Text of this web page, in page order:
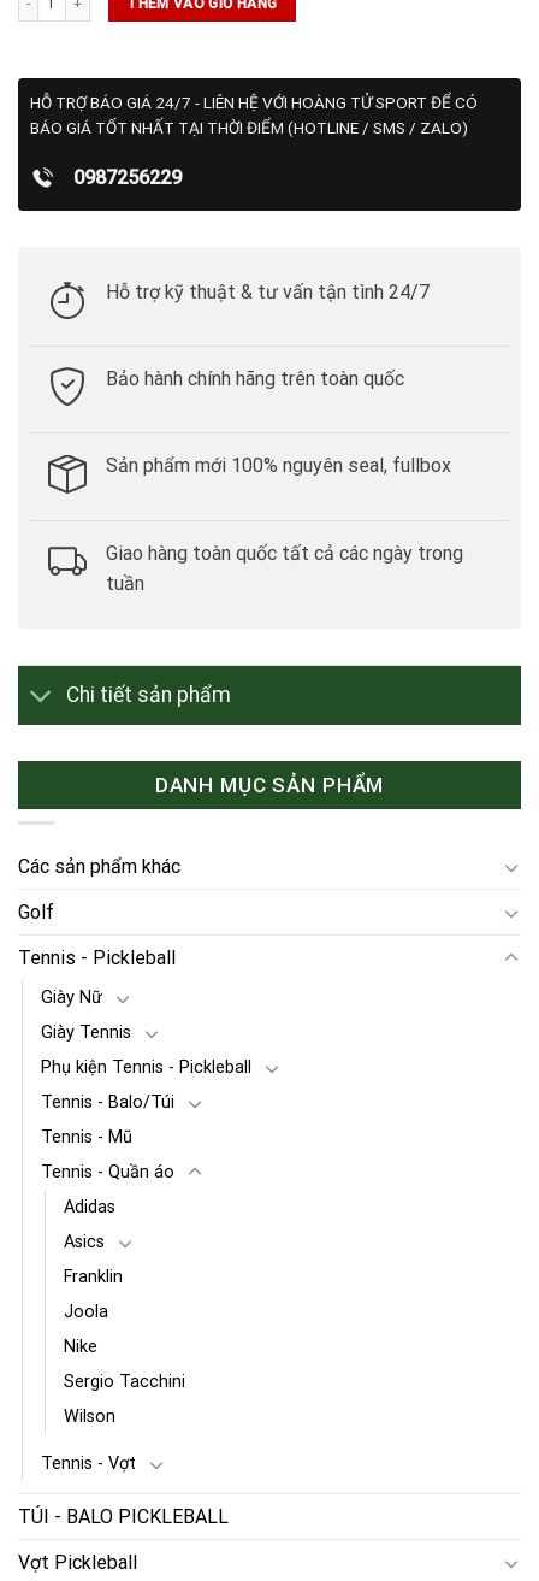
THÊM VÀO GIỎ HÀNG
HỖ TRỢ BÁO GIÁ 24/7 - LIÊN HỆ VỚI HOÀNG TỬ SPORT ĐỂ CÓ
BÁO GIÁ TỐT NHẤT TẠI THỜI ĐIỂM (HOTLINE / SMS / ZALO)
0987256229
Hỗ trợ kỹ thuật & tư vấn tận tình 24/7
Bảo hành chính hãng trên toàn quốc
Sản phẩm mới 100% nguyên seal, fullbox
Giao hàng toàn quốc tất cả các ngày trong
tuần
Chi tiết sản phẩm
DANH MỤC SẢN PHẨM
Các sản phẩm khác
Golf
Tennis - Pickleball
Giày Nữ
Giày Tennis
Phụ kiện Tennis - Pickleball
Tennis - Balo/Túi
Tennis - Mũ
Tennis - Quần áo
Adidas
Asics
Franklin
Joola
Nike
Sergio Tacchini
Wilson
Tennis - Vợt
TÚI - BALO PICKLEBALL
Vợt Pickleball